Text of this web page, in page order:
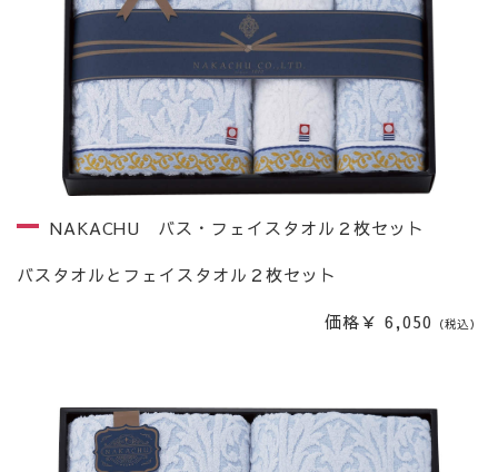
NAKACHU バス・フェイスタオル２枚セット
バスタオルとフェイスタオル２枚セット
価格￥ 6,050 （税込）